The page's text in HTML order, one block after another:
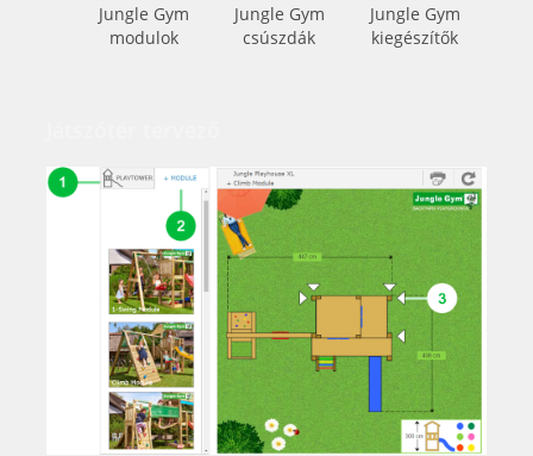
Jungle Gym
modulok
Jungle Gym
csúszdák
Jungle Gym
kiegészítők